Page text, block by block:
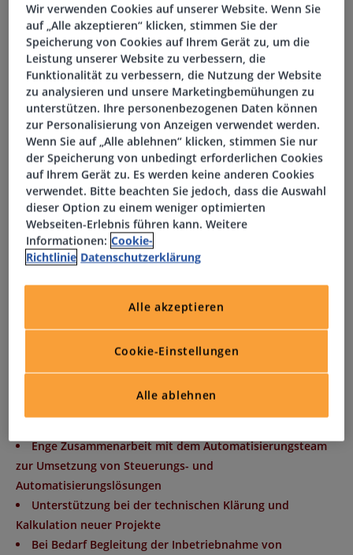
Ihre Aufgaben
Eigenverantwortliche Planung und Konstruktion der
elektrischen Ausrüstung von kundenspezifischen
Sondermaschinen – von der ersten Idee bis zur fertigen
Umsetzung
Erstellung und Ausarbeitung von Stromlaufplänen sowie
Schaltschranklayouts mit EPLAN P8 (inkl. Pro Panel 2023)
Weiterentwicklung und Optimierung bestehender
Anlagen durch Standardisierung und Modularisierung für
eine effizientere Projektabwicklung
Auswahl und Spezifikation geeigneter
elektrotechnischer Komponenten unter Berücksichtigung
von Qualität, Kosten und Verfügbarkeit
Auslegung und Umsetzung funktionaler
Sicherheitskonzepte gemäß aktueller Normen und
passend zu den jeweiligen Maschinenanforderungen
Enge Zusammenarbeit mit dem Automatisierungsteam
zur Umsetzung von Steuerungs- und
Automatisierungslösungen
Unterstützung bei der technischen Klärung und
Kalkulation neuer Projekte
Bei Bedarf Begleitung der Inbetriebnahme von
Wir verwenden Cookies auf unserer Website. Wenn Sie
auf „Alle akzeptieren“ klicken, stimmen Sie der
Speicherung von Cookies auf Ihrem Gerät zu, um die
Leistung unserer Website zu verbessern, die
Funktionalität zu verbessern, die Nutzung der Website
zu analysieren und unsere Marketingbemühungen zu
unterstützen. Ihre personenbezogenen Daten können
zur Personalisierung von Anzeigen verwendet werden.
Wenn Sie auf „Alle ablehnen“ klicken, stimmen Sie nur
der Speicherung von unbedingt erforderlichen Cookies
auf Ihrem Gerät zu. Es werden keine anderen Cookies
verwendet. Bitte beachten Sie jedoch, dass die Auswahl
dieser Option zu einem weniger optimierten
Webseiten-Erlebnis führen kann. Weitere
Informationen: Cookie-
Richtlinie Datenschutzerklärung
Cookie-Einstellungen
Alle ablehnen
Alle akzeptieren